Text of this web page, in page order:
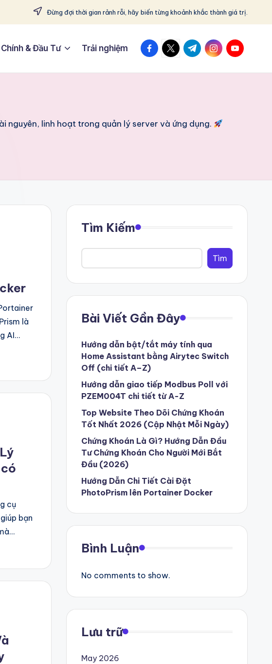
Đừng đợi thời gian rảnh rỗi, hãy biến từng khoảnh khắc thành giá trị.
& Đầu Tư Trải nghiệm facebook.com
twitter.com
t.me instagram.com
linh hoạt trong quản lý server và ứng dụng.
là
AI…
cụ
bạn
Tìm Kiếm
Tìm
Bài Viết Gần Đây
Hướng dẫn bật/tắt máy tính qua
Home Assistant bằng Airytec Switch
Off (chi tiết A–Z)
Hướng dẫn giao tiếp Modbus Poll với
PZEM004T chi tiết từ A-Z
Top Website Theo Dõi Chứng Khoán
Tốt Nhất 2026 (Cập Nhật Mỗi Ngày)
Chứng Khoán Là Gì? Hướng Dẫn Đầu
Tư Chứng Khoán Cho Người Mới Bắt
Đầu (2026)
Hướng Dẫn Chi Tiết Cài Đặt
PhotoPrism lên Portainer Docker
Bình Luận
No comments to show.
Lưu trữ
May 2026